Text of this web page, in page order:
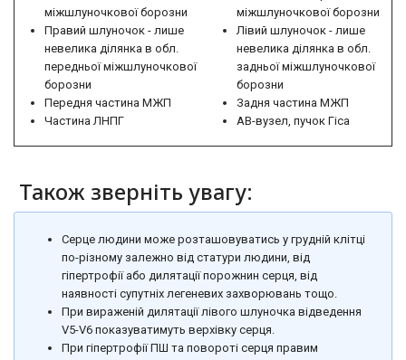
міжшлуночкової борозни
Правий шлуночок - лише
невелика ділянка в обл.
передньої міжшлуночкової
борозни
Передня частина МЖП
Частина ЛНПГ
міжшлуночкової борозни
Лівий шлуночок - лише
невелика ділянка в обл.
задньої міжшлуночкової
борозни
Задня частина МЖП
АВ-вузел, пучок Гіса
Також зверніть увагу:
Серце людини може розташовуватись у грудній клітці
по-різному залежно від статури людини, від
гіпертрофії або дилятації порожнин серця, від
наявності супутніх легеневих захворювань тощо.
При вираженій дилятації лівого шлуночка відведення
V5-V6 показуватимуть верхівку серця.
При гіпертрофії ПШ та повороті серця правим